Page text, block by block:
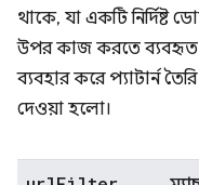
থাকে, যা একটি নির্দিষ্ট
উপর কাজ করতে
ব্যবহার করে প্যাটার্ন
দেওয়া হলো।